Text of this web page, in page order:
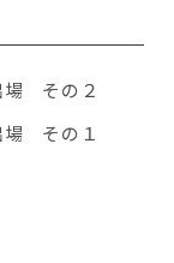
場 その２
場 その１